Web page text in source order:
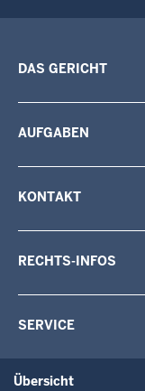
DAS GERICHT
AUFGABEN
KONTAKT
RECHTS-INFOS
SERVICE
Übersicht